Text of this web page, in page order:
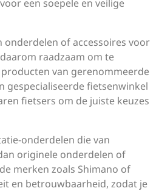
een soepele en veilige
onderdelen of accessoires voor
raadzaam om te
van gerenommeerde
gespecialiseerde fietsenwinkel
fietsers om de juiste keuzes
onderdelen die van
originele onderdelen of
merken zoals Shimano of
en betrouwbaarheid, zodat je